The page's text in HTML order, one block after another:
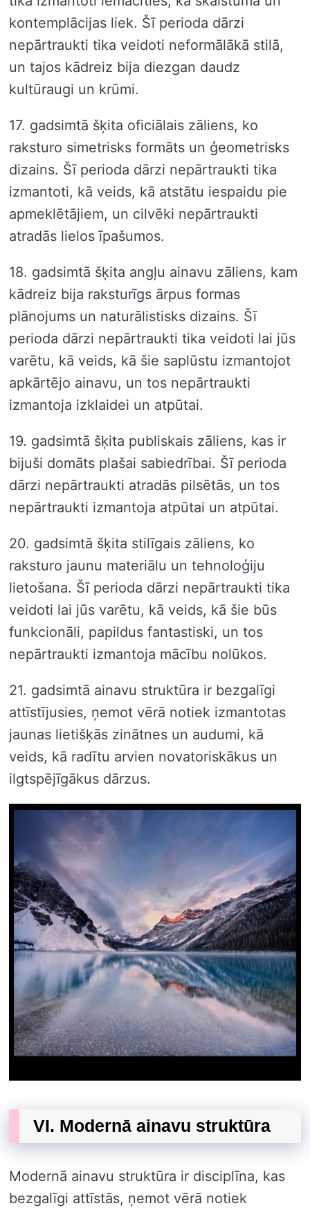
kontemplācijas liek. Šī perioda dārzi
nepārtraukti tika veidoti neformālākā stilā,
un tajos kādreiz bija diezgan daudz
kultūraugi un krūmi.
17. gadsimtā šķita oficiālais zāliens, ko
raksturo simetrisks formāts un ģeometrisks
dizains. Šī perioda dārzi nepārtraukti tika
izmantoti, kā veids, kā atstātu iespaidu pie
apmeklētājiem, un cilvēki nepārtraukti
atradās lielos īpašumos.
18. gadsimtā šķita angļu ainavu zāliens, kam
kādreiz bija raksturīgs ārpus formas
plānojums un naturālistisks dizains. Šī
perioda dārzi nepārtraukti tika veidoti lai jūs
varētu, kā veids, kā šie saplūstu izmantojot
apkārtējo ainavu, un tos nepārtraukti
izmantoja izklaidei un atpūtai.
19. gadsimtā šķita publiskais zāliens, kas ir
bijuši domāts plašai sabiedrībai. Šī perioda
dārzi nepārtraukti atradās pilsētās, un tos
nepārtraukti izmantoja atpūtai un atpūtai.
20. gadsimtā šķita stilīgais zāliens, ko
raksturo jaunu materiālu un tehnoloģiju
lietošana. Šī perioda dārzi nepārtraukti tika
veidoti lai jūs varētu, kā veids, kā šie būs
funkcionāli, papildus fantastiski, un tos
nepārtraukti izmantoja mācību nolūkos.
21. gadsimtā ainavu struktūra ir bezgalīgi
attīstījusies, ņemot vērā notiek izmantotas
jaunas lietišķās zinātnes un audumi, kā
veids, kā radītu arvien novatoriskākus un
ilgtspējīgākus dārzus.
VI. Modernā ainavu struktūra
Modernā ainavu struktūra ir disciplīna, kas
bezgalīgi attīstās, ņemot vērā notiek